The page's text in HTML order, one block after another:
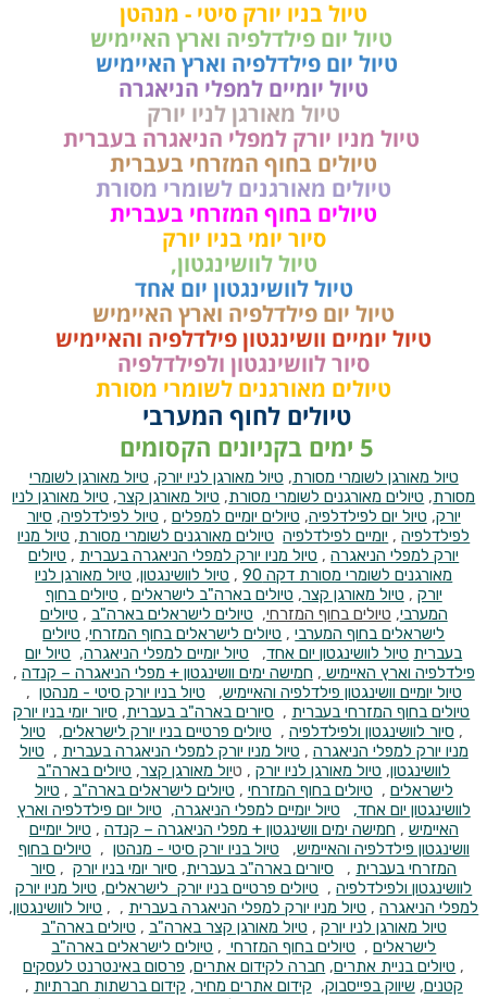
טיול מאורגן לשומרי מסורת, טיול מאורגן לניו יורק, טיול מאורגן לשומרי
מסורת, טיולים מאורגנים לשומרי מסורת, טיול מאורגן קצר, טיול מאורגן לניו
יורק, טיול יום לפילדלפיה, טיולים יומיים למפלים , טיול לפילדלפיה, סיור
לפילדלפיה, יומיים לפילדלפיה טיולים מאורגנים לשומרי מסורת, טיול מניו
יורק למפלי הניאגרה, טיול מניו יורק למפלי הניאגרה בעברית , טיולים
מאורגנים לשומרי מסורת דקה 90
, טיול לוושינגטון, טיול מאורגן לניו
יורק , טיול מאורגן קצר, טיולים בארה"ב לישראלים , טיולים בחוף
המערבי, טיולים בחוף המזרחי, טיולים לישראלים בארה"ב , טיולים
לישראלים בחוף המערבי, טיולים לישראלים בחוף המזרחי, טיולים
בעברית טיול לוושינגטון יום אחד, טיול יומיים למפלי הניאגרה, טיול יום
פילדלפיה וארץ האיימיש , חמישה ימים וושינגטון + מפלי הניאגרה – קנדה ,
טיול יומיים וושינגטון פילדלפיה והאיימיש, טיול בניו יורק סיטי - מנהטן ,
טיולים בחוף המזרחי בעברית , סיורים בארה"ב בעברית, סיור יומי בניו יורק
, סיור לוושינגטון ולפילדלפיה , טיולים פרטיים בניו יורק לישראלים, טיול
מניו יורק למפלי הניאגרה , טיול מניו יורק למפלי הניאגרה בעברית , טיול
לוושינגטון, טיול מאורגן לניו יורק, טיול מאורגן קצר, טיולים בארה"ב
לישראלים , טיולים בחוף המזרחי , טיולים לישראלים בארה"ב , טיול
לוושינגטון יום אחד,
טיול יומיים למפלי הניאגרה, טיול יום פילדלפיה וארץ
האיימיש , חמישה ימים וושינגטון + מפלי הניאגרה – קנדה , טיול יומיים
וושינגטון פילדלפיה והאיימיש, טיול בניו יורק סיטי - מנהטן , טיולים בחוף
המזרחי בעברית , סיורים בארה"ב בעברית, סיור יומי בניו יורק, סיור
לוושינגטון ולפילדלפיה, טיולים פרטיים בניו יורק לישראלים, טיול מניו יורק
למפלי הניאגרה, טיול מניו יורק למפלי הניאגרה בעברית , , טיול לוושינגטון,
טיול מאורגן לניו יורק , טיול מאורגן קצר בארה"ב , טיולים בארה"ב
לישראלים, טיולים בחוף המזרחי , טיולים לישראלים בארה"ב
, טיוליםבניית אתרים, חברה לקידום אתרים, פרסום באינטרנט לעסקים
קטנים, שיווק בפייסבוק, קידום אתרים מחיר, קידום ברשתות חברתיות ,
טיול יום פילדלפיה וארץ האיימיש
טיול יום פילדלפיה וארץ האיימיש
טיול בניו יורק סיטי - מנהטן
טיול מניו יורק למפלי הניאגרה בעברית
טיול מאורגן לניו יורק
טיול יומיים למפלי הניאגרה
טיולים בחוף המזרחי בעברית
טיולים מאורגנים לשומרי מסורת
טיולים בחוף המזרחי בעברית
טיול יום פילדלפיה וארץ האיימיש
טיול לוושינגטון יום אחד
טיול לוושינגטון,
טיולים מאורגנים לשומרי מסורת
סיור לוושינגטון ולפילדלפיה
טיול יומיים וושינגטון פילדלפיה והאיימיש
סיור יומי בניו יורק
טיולים לחוף המערבי
5 ימים בקניונים הקסומים